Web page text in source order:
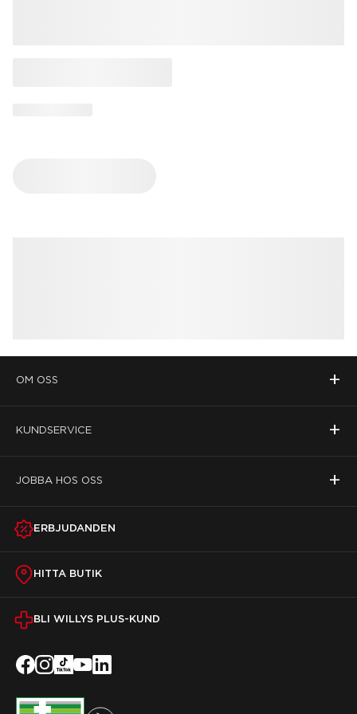
OM OSS +
KUNDSERVICE +
JOBBA HOS OSS +
ERBJUDANDEN
HITTA BUTIK
BLI WILLYS PLUS-KUND